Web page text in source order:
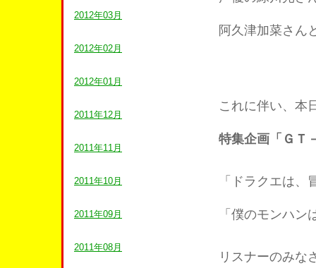
2012年03月
2012年02月
2012年01月
2011年12月
2011年11月
2011年10月
2011年09月
2011年08月
阿久津加菜さん
これに伴い、本
特集企画「ＧＴ
「ドラクエは
「僕のモンハ
リスナーのみな